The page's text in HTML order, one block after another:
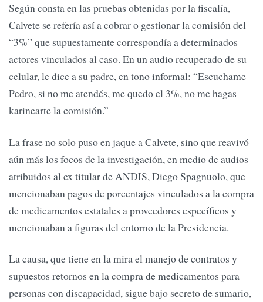
Según consta en las pruebas obtenidas por la fiscalía,
Calvete se refería así a cobrar o gestionar la comisión del
“3%” que supuestamente correspondía a determinados
actores vinculados al caso. En un audio recuperado de su
celular, le dice a su padre, en tono informal: “Escuchame
Pedro, si no me atendés, me quedo el 3%, no me hagas
karinearte la comisión.”
La frase no solo puso en jaque a Calvete, sino que reavivó
aún más los focos de la investigación, en medio de audios
atribuidos al ex titular de ANDIS, Diego Spagnuolo, que
mencionaban pagos de porcentajes vinculados a la compra
de medicamentos estatales a proveedores específicos y
mencionaban a figuras del entorno de la Presidencia.
La causa, que tiene en la mira el manejo de contratos y
supuestos retornos en la compra de medicamentos para
personas con discapacidad, sigue bajo secreto de sumario,